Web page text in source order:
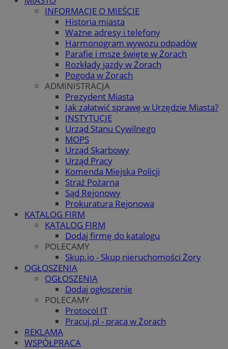
INFORMACJE O MIEŚCIE
Historia miasta
Ważne adresy i telefony
Harmonogram wywozu odpadów
Parafie i msze święte w Żorach
Rozkłady jazdy w Żorach
Pogoda w Żorach
ADMINISTRACJA
Prezydent Miasta
Jak załatwić sprawę w Urzędzie Miasta?
INSTYTUCJE
Urząd Stanu Cywilnego
MOPS
Urząd Skarbowy
Urząd Pracy
Komenda Miejska Policji
Straż Pożarna
Sąd Rejonowy
Prokuratura Rejonowa
KATALOG FIRM
KATALOG FIRM
Dodaj firmę do katalogu
POLECAMY
Skup.io - Skup nieruchomości Żory
OGŁOSZENIA
OGŁOSZENIA
Dodaj ogłoszenie
POLECAMY
Protocol IT
Pracuj.pl - praca w Żorach
REKLAMA
WSPÓŁPRACA